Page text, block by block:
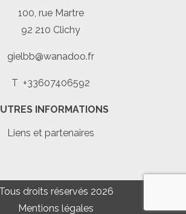
100, rue Martre
92 210 Clichy
gielbb@wanadoo.fr
T +33607406592
INFORMATIONS
Liens et partenaires
droits réservés 2026
Mentions légales